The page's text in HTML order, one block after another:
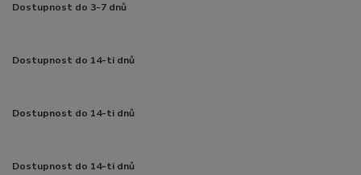
Dostupnost do 3-7 dnů
Dostupnost do 14-ti dnů
Dostupnost do 14-ti dnů
Dostupnost do 14-ti dnů